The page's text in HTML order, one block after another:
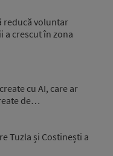
reducă voluntar
a crescut în zona
cu AI, care ar
de…
Tuzla și Costinești a